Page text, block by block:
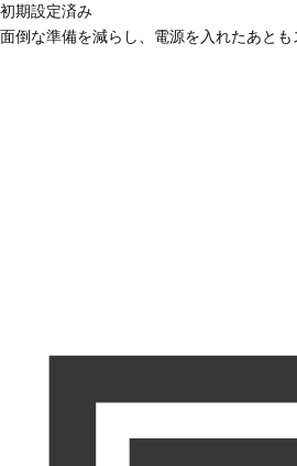
初期設定済み
面倒な準備を減らし、電源を入れたあと